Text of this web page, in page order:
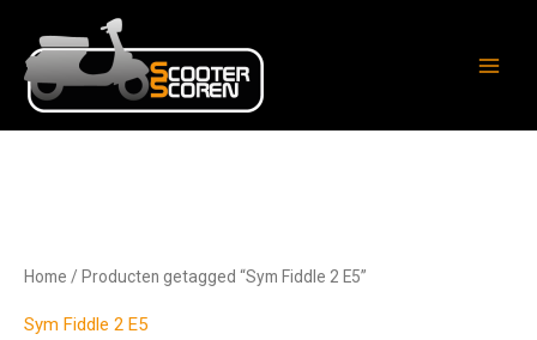
naar
inhoud
Home / Producten getagged “Sym Fiddle 2 E5”
Sym Fiddle 2 E5